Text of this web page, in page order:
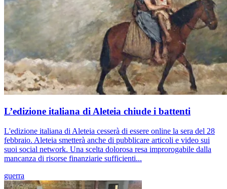
L’edizione italiana di Aleteia chiude i battenti
L'edizione italiana di Aleteia cesserà di essere online la sera del 28
febbraio. Aleteia smetterà anche di pubblicare articoli e video sui
suoi social network. Una scelta dolorosa resa improrogabile dalla
mancanza di risorse finanziarie sufficienti...
guerra